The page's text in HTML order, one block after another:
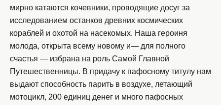
мирно катаются кочевники, проводящие досуг за
исследованием останков древних космических
кораблей и охотой на насекомых. Наша героиня
молода, открыта всему новому и— для полного
счастья — избрана на роль Самой Главной
Путешественницы. В придачу к пафосному титулу нам
выдают способность парить в воздухе, летающий
мотоцикл, 200 единиц денег и много пафосных